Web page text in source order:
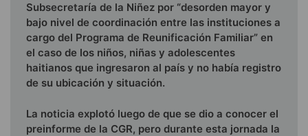
Subsecretaría de la Niñez por “desorden mayor y
bajo nivel de coordinación entre las instituciones a
cargo del Programa de Reunificación Familiar” en
el caso de los niños, niñas y adolescentes
haitianos que ingresaron al país y no había registro
de su ubicación y situación.
La noticia explotó luego de que se dio a conocer el
preinforme de la CGR, pero durante esta jornada la